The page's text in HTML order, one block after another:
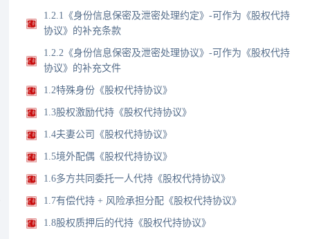
1.2.1《身份信息保密及泄密处理约定》-可作为《股权代持
协议》的补充条款
1.2.2《身份信息保密及泄密处理协议》-可作为《股权代持
协议》的补充文件
1.2特殊身份《股权代持协议》
1.3股权激励代持《股权代持协议》
1.4夫妻公司《股权代持协议》
1.5境外配偶《股权代持协议》
1.6多方共同委托一人代持《股权代持协议》
1.7有偿代持 + 风险承担分配《股权代持协议》
1.8股权质押后的代持《股权代持协议》